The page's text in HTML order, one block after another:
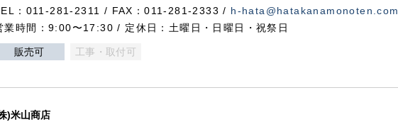
：011-281-2311 / FAX：011-281-2333 / h-hata@hatakanamonoten.com
業時間：9:00〜17:30 / 定休日：土曜日・日曜日・祝祭日
販売可 工事・取付可
)米山商店